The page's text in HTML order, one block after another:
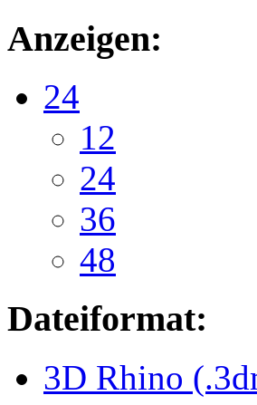
Anzeigen:
24
12
24
36
48
Dateiformat:
3D Rhino